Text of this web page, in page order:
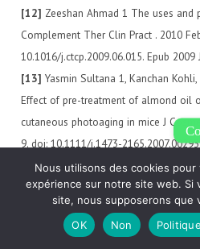
[12] Zeeshan Ahmad 1 The uses
Complement Ther Clin Pract . 2010
10.1016/j.ctcp.2009.06.015. Epub 2009
[13] Yasmin Sultana 1, Kanchan
Effect of pre-treatment of almond oil
cutaneous photoaging in mice J
9. doi: 10.1111/j.1473-
[14]Chibuike C Udenigwe 1, Jae-
Yada Almond protein hydrolysate
of proinflammatory cytokines and
macrophages Food Funct . 2013 Apr
Nous utilisons des cookies pour
expérience sur notre site web. Si
site, nous supposerons que
OK
Non